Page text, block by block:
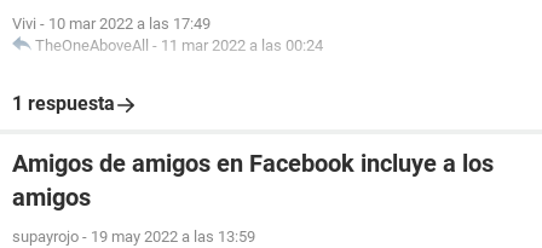
Vivi - 10 mar 2022 a las 17:49
TheOneAboveAll - 11 mar 2022 a las 00:24
1 respuesta
Amigos de amigos en Facebook incluye a los
amigos
supayrojo - 19 may 2022 a las 13:59